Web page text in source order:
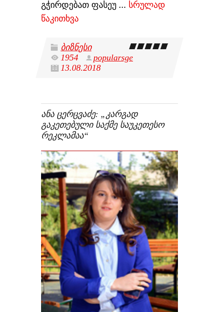
გჭირდებათ ფასეუ ... სრულად
წაკითხვა
ბიზნესი
1954
popularsge
13.08.2018
ᲐᲜᲐ ᲪᲔᲠᲪᲕᲐᲫᲔ: „ᲙᲐᲠᲒᲐᲓ
ᲒᲐᲙᲔᲗᲔᲑᲣᲚᲘ ᲡᲐᲥᲛᲔ ᲡᲐᲣᲙᲔᲗᲔᲡᲝ
ᲠᲔᲙᲚᲐᲛᲐᲐ“